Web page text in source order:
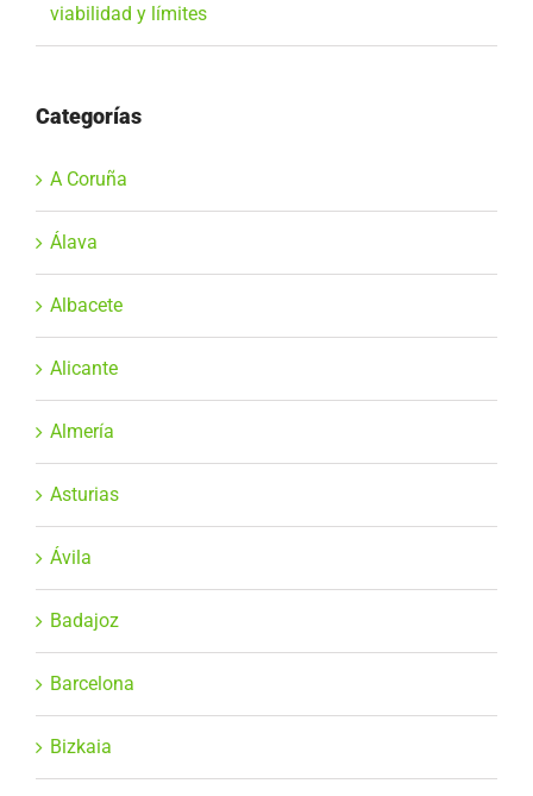
viabilidad y límites
Categorías
A Coruña
Álava
Albacete
Alicante
Almería
Asturias
Ávila
Badajoz
Barcelona
Bizkaia